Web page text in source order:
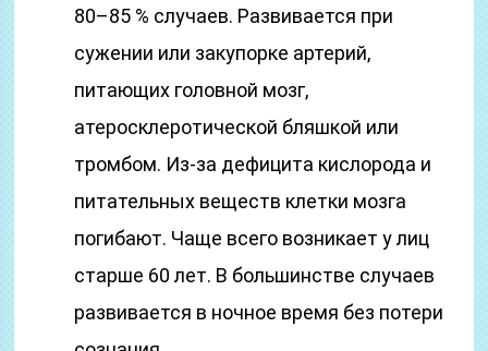
80–85 % случаев. Развивается при
сужении или закупорке артерий,
питающих головной мозг,
атеросклеротической бляшкой или
тромбом. Из-за дефицита кислорода и
питательных веществ клетки мозга
погибают. Чаще всего возникает у лиц
старше 60 лет. В большинстве случаев
развивается в ночное время без потери